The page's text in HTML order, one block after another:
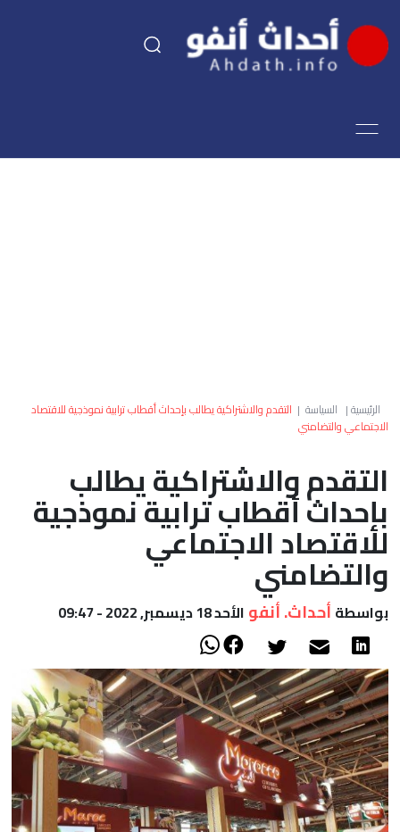
اقتصاد
العالم
الصحراء
الرئيسية| السياسة | التقدم والاشتراكية يطالب بإحداث أقطاب ترابية نموذجية للاقتصاد
الاجتماعي والتضامني
التقدم والاشتراكية يطالب
بإحداث أقطاب ترابية نموذجية
للاقتصاد الاجتماعي
والتضامني
بواسطة أحداث. أنفو الأحد 18 ديسمبر, 2022 - 09:47